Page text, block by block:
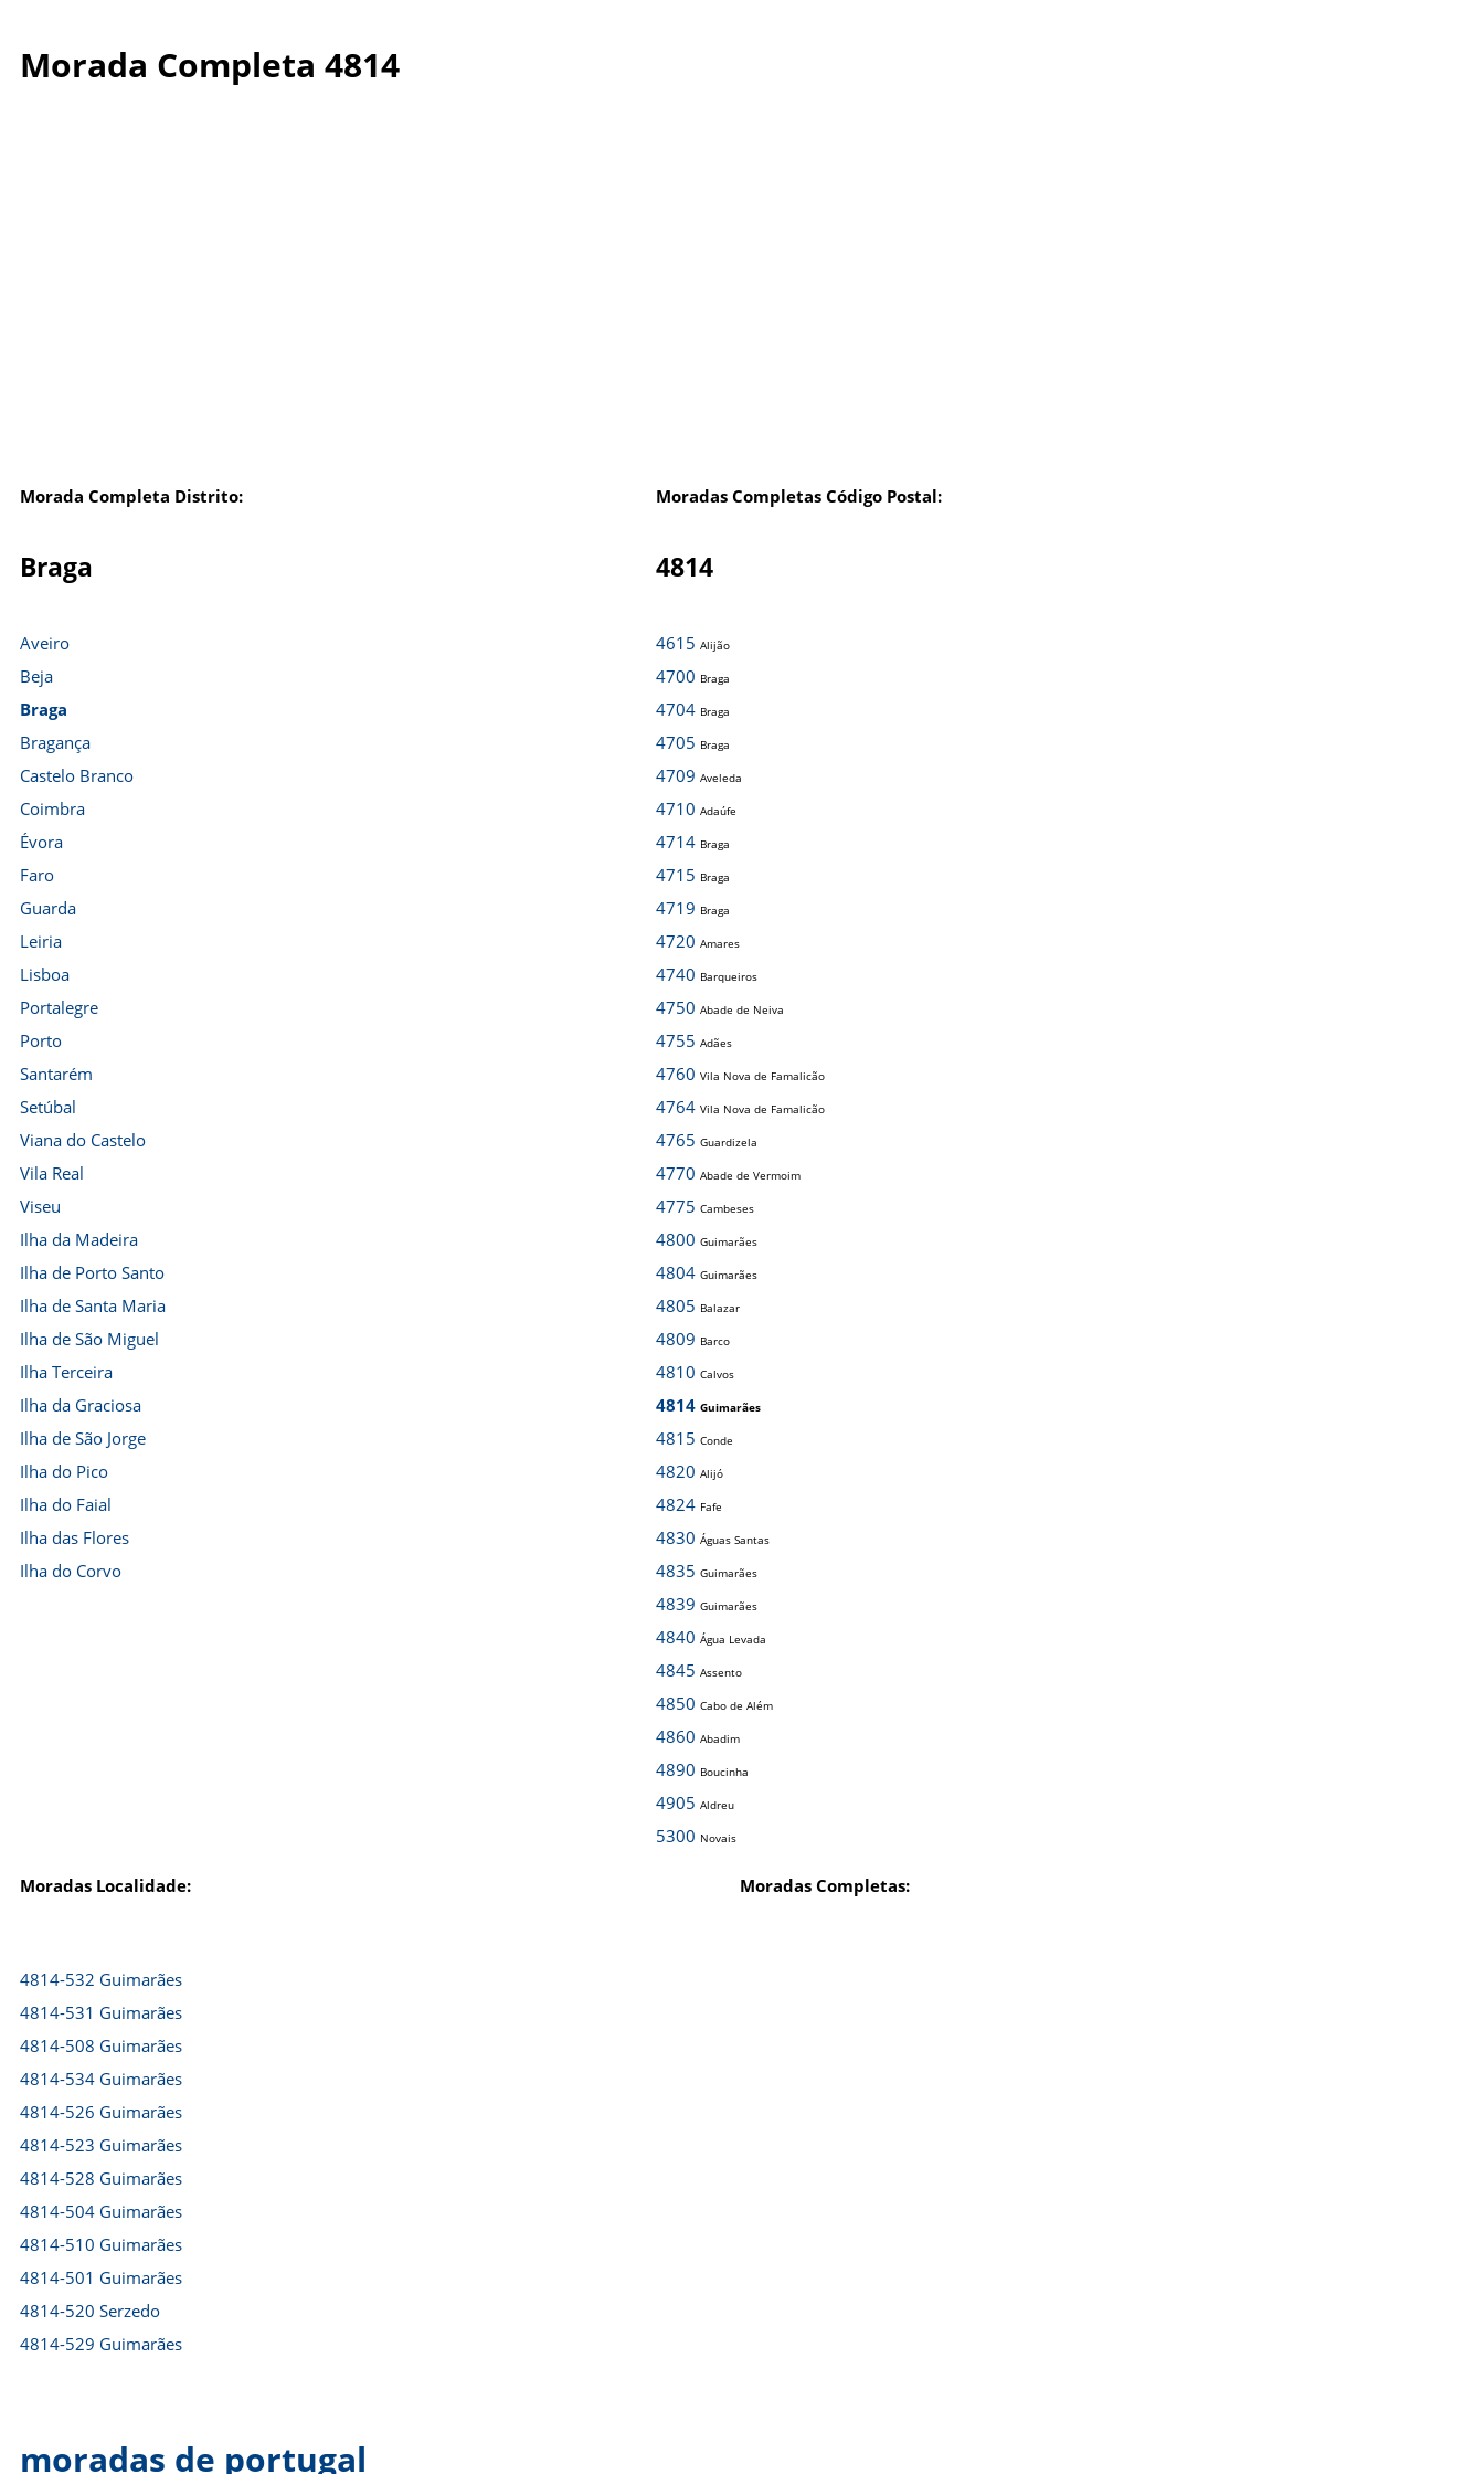
Morada Completa 4814
Morada Completa Distrito: Moradas Completas Código Postal:
Braga 4814
Aveiro
Beja
Braga
Bragança
Castelo Branco
Coimbra
Évora
Faro
Guarda
Leiria
Lisboa
Portalegre
Porto
Santarém
Setúbal
Viana do Castelo
Vila Real
Viseu
Ilha da Madeira
Ilha de Porto Santo
Ilha de Santa Maria
Ilha de São Miguel
Ilha Terceira
Ilha da Graciosa
Ilha de São Jorge
Ilha do Pico
Ilha do Faial
Ilha das Flores
Ilha do Corvo
4615 Alijão
4700 Braga
4704 Braga
4705 Braga
4709 Aveleda
4710 Adaúfe
4714 Braga
4715 Braga
4719 Braga
4720 Amares
4740 Barqueiros
4750 Abade de Neiva
4755 Adães
4760 Vila Nova de Famalicão
4764 Vila Nova de Famalicão
4765 Guardizela
4770 Abade de Vermoim
4775 Cambeses
4800 Guimarães
4804 Guimarães
4805 Balazar
4809 Barco
4810 Calvos
4814 Guimarães
4815 Conde
4820 Alijó
4824 Fafe
4830 Águas Santas
4835 Guimarães
4839 Guimarães
4840 Água Levada
4845 Assento
4850 Cabo de Além
4860 Abadim
4890 Boucinha
4905 Aldreu
5300 Novais
Moradas Localidade: Moradas Completas:
4814-532 Guimarães
4814-531 Guimarães
4814-508 Guimarães
4814-534 Guimarães
4814-526 Guimarães
4814-523 Guimarães
4814-528 Guimarães
4814-504 Guimarães
4814-510 Guimarães
4814-501 Guimarães
4814-520 Serzedo
4814-529 Guimarães
moradas de portugal